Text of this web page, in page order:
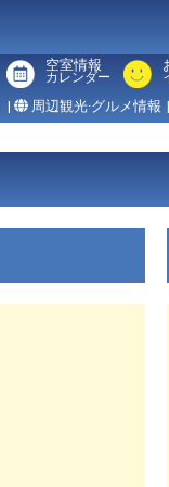
空室情報
カレンダー
| 周辺観光·グルメ情報 |